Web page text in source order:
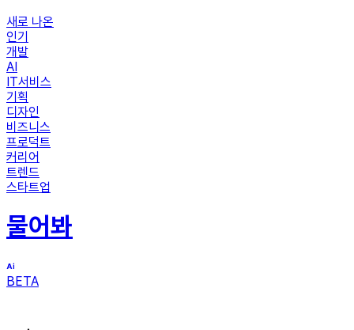
새로 나온
인기
개발
AI
IT서비스
기획
디자인
비즈니스
프로덕트
커리어
트렌드
스타트업
물어봐
BETA